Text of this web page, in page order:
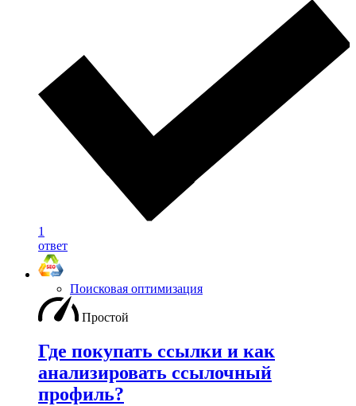
1
ответ
Поисковая оптимизация
Простой
Где покупать ссылки и как
анализировать ссылочный
профиль?